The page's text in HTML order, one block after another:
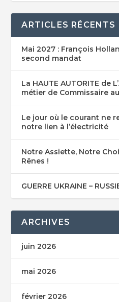
ARTICLES RÉCENTS
Mai 2027 : François
second mandat
La HAUTE AUTORITE de
métier de Commissaire
Le jour où le courant ne
notre lien à l’électricité
Notre Assiette, Notre
Rênes !
GUERRE UKRAINE –
ARCHIVES
juin 2026
mai 2026
février 2026